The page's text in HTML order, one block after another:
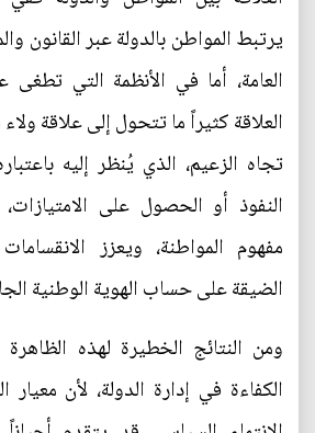
يرتبط المواطن بالدولة عبر القانون
العامة، أما في الأنظمة التي تطغى
العلاقة كثيراً ما تتحول إلى علاقة
تجاه الزعيم، الذي يُنظر إليه
النفوذ أو الحصول على
مفهوم المواطنة، ويعزز
الضيقة على حساب الهوية الوطنية
ومن النتائج الخطيرة لهذه
الكفاءة في إدارة الدولة، لأن